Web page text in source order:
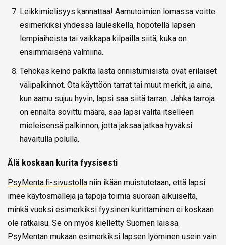
Leikkimielisyys kannattaa! Aamutoimien lomassa voitte
esimerkiksi yhdessä lauleskella, höpötellä lapsen
lempiaiheista tai vaikkapa kilpailla siitä, kuka on
ensimmäisenä valmiina.
Tehokas keino palkita lasta onnistumisista ovat erilaiset
välipalkinnot. Ota käyttöön tarrat tai muut merkit, ja aina,
kun aamu sujuu hyvin, lapsi saa siitä tarran. Jahka tarroja
on ennalta sovittu määrä, saa lapsi valita itselleen
mieleisensä palkinnon, jotta jaksaa jatkaa hyväksi
havaitulla polulla.
Älä koskaan kurita fyysisesti
PsyMenta.fi-sivustolla niin ikään muistutetaan, että lapsi
imee käytösmalleja ja tapoja toimia suoraan aikuiselta,
minkä vuoksi esimerkiksi fyysinen kurittaminen ei koskaan
ole ratkaisu. Se on myös kielletty Suomen laissa.
PsyMentan mukaan esimerkiksi lapsen lyöminen usein vain